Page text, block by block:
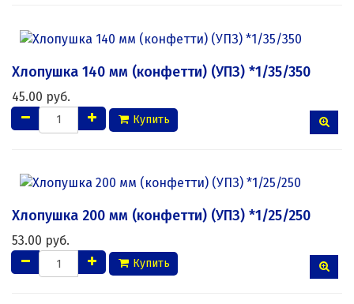
Хлопушка 140 мм (конфетти) (УПЗ) *1/35/350
45.00 руб.
Купить
Хлопушка 200 мм (конфетти) (УПЗ) *1/25/250
53.00 руб.
Купить